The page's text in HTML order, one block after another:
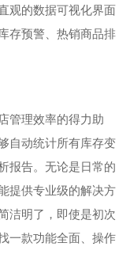
观的数据可视化界面
存预警、热销商品排
管理效率的得力助
自动统计所有库存变
报告。无论是日常的
提供专业级的解决方
洁明了，即使是初次
一款功能全面、操作